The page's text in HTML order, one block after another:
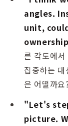
angles.
unit,
른 각도에
집중하는
은 어떨까요
"Let's
picture.